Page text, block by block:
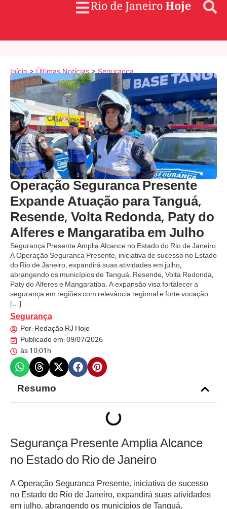
Início>Últimas Notícias>Segurança
Operação Seguranca Presente
Expande Atuação para Tanguá,
Resende, Volta Redonda, Paty do
Alferes e Mangaratiba em Julho
Segurança Presente Amplia Alcance no Estado do Rio de Janeiro
A Operação Seguranca Presente, iniciativa de sucesso no Estado
do Rio de Janeiro, expandirá suas atividades em julho,
abrangendo os municípios de Tanguá, Resende, Volta Redonda,
Paty do Alferes e Mangaratiba. A expansão visa fortalecer a
segurança em regiões com relevância regional e forte vocação
[…]
Segurança
Por: Redação RJ Hoje
Publicado em:09/07/2026
às10:01h
Resumo
Segurança Presente Amplia Alcance
no Estado do Rio de Janeiro
A Operação Seguranca Presente, iniciativa de sucesso
no Estado do Rio de Janeiro, expandirá suas atividades